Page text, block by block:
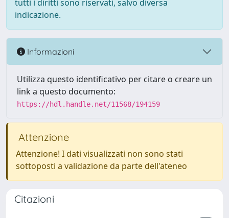
tutti i diritti sono riservati, salvo diversa
indicazione.
Informazioni
Utilizza questo identificativo per citare o creare un
link a questo documento:
https://hdl.handle.net/11568/194159
Attenzione
Attenzione! I dati visualizzati non sono stati
sottoposti a validazione da parte dell'ateneo
Citazioni